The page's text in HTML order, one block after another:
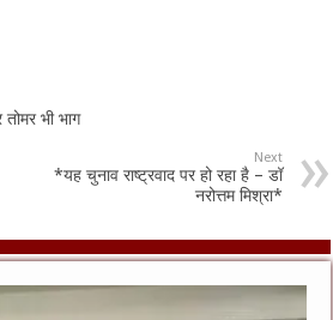
तोमर भी भाग
Next
*यह चुनाव राष्ट्रवाद पर हो रहा है – डॉ
नरोत्तम मिश्रा*